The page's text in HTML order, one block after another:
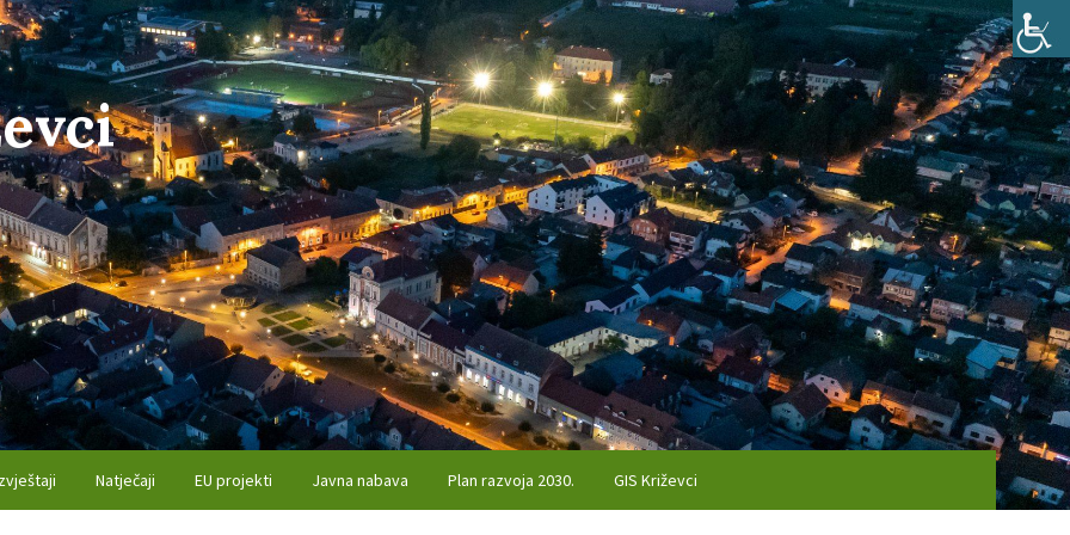
Natječaji EU projekti Javna nabava Plan razvoja 2030. GIS Križevci